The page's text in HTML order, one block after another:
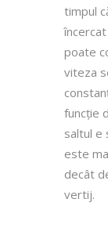
timpul
poate
viteza
funcție
saltul e
este
decât
vertij.